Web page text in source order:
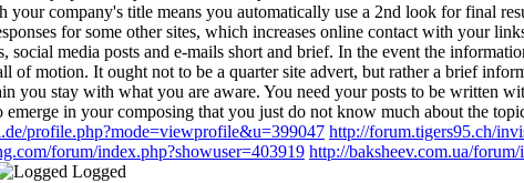
your company's title means you automatically use a 2nd look for final
for some other sites, which increases online contact with your
social media posts and e-mails short and brief. In the event the
of motion. It ought not to be a quarter site advert, but rather a brief
you stay with what you are aware. You need your posts to be written
in your composing that you just do not know much about the
profile.php?mode=viewprofile&u=399047 http://forum.tigers95.ch/
forum/index.php?showuser=403919 http://baksheev.com.ua/
Logged